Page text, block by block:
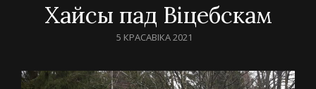
Хайсы пад Віцебскам
POSTED
5 КРАСАВІКА 2021